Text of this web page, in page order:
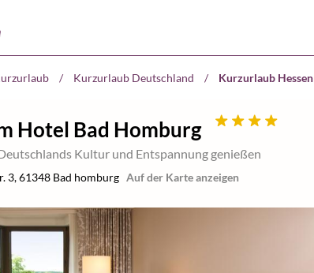
/ Kurzurlaub Deutschland / Kurzurlaub Hessen
Hotel Bad Homburg
Kultur und Entspannung genießen
3,61348 Bad homburg Auf der Karte anzeigen